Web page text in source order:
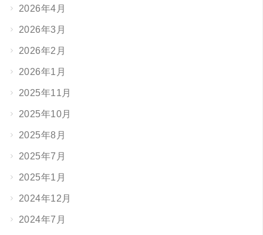
2026年4月
2026年3月
2026年2月
2026年1月
2025年11月
2025年10月
2025年8月
2025年7月
2025年1月
2024年12月
2024年7月